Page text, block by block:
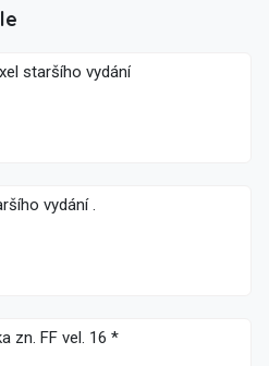
Zyxel staršího vydání
vydání .
zn. FF vel. 16 *